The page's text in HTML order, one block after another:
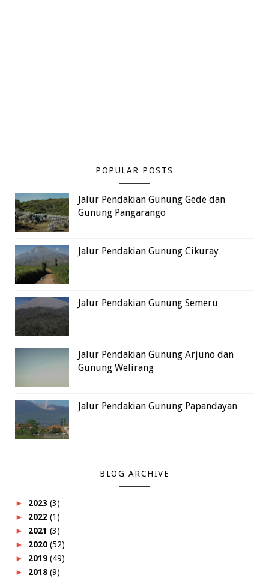
POPULAR POSTS
Jalur Pendakian Gunung Gede dan
Gunung Pangarango
Jalur Pendakian Gunung Cikuray
Jalur Pendakian Gunung Semeru
Jalur Pendakian Gunung Arjuno dan
Gunung Welirang
Jalur Pendakian Gunung Papandayan
BLOG ARCHIVE
► 2023 (3)
► 2022 (1)
► 2021 (3)
► 2020 (52)
► 2019 (49)
► 2018 (9)